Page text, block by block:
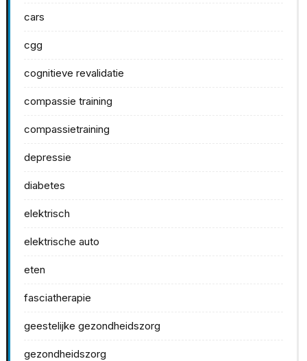
cars
cgg
cognitieve revalidatie
compassie training
compassietraining
depressie
diabetes
elektrisch
elektrische auto
eten
fasciatherapie
geestelijke gezondheidszorg
gezondheidszorg